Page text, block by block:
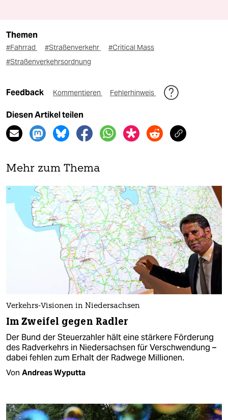
Themen
#Fahrrad #Straßenverkehr
#Critical Mass
#Straßenverkehrsordnung
Feedback Kommentieren Fehlerhinweis
Diesen Artikel teilen
Mehr zum Thema
Verkehrs-Visionen in Niedersachsen
Im Zweifel gegen Radler
Der Bund der Steuerzahler hält eine stärkere Förderung
des Radverkehrs in Niedersachsen für Verschwendung –
dabei fehlen zum Erhalt der Radwege Millionen.
Von Andreas Wyputta